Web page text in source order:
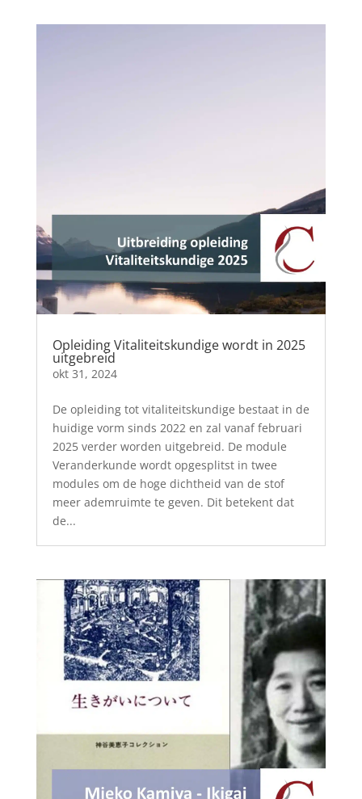
Opleiding Vitaliteitskundige wordt in 2025
uitgebreid
okt 31, 2024
De opleiding tot vitaliteitskundige bestaat in de
huidige vorm sinds 2022 en zal vanaf februari
2025 verder worden uitgebreid. De module
Veranderkunde wordt opgesplitst in twee
modules om de hoge dichtheid van de stof
meer ademruimte te geven. Dit betekent dat
de...